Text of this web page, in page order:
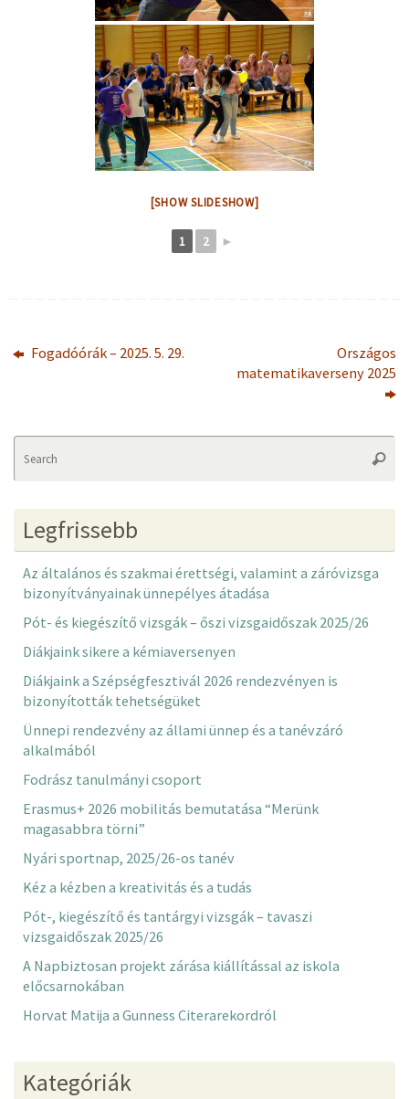
[SHOW SLIDESHOW]
1 2 ►
Fogadóórák – 2025. 5. 29.
Országos
matematikaverseny 2025
Legfrissebb
Az általános és szakmai érettségi, valamint a záróvizsga
bizonyítványainak ünnepélyes átadása
Pót- és kiegészítő vizsgák – őszi vizsgaidőszak 2025/26
Diákjaink sikere a kémiaversenyen
Diákjaink a Szépségfesztivál 2026 rendezvényen is
bizonyították tehetségüket
Ünnepi rendezvény az állami ünnep és a tanévzáró
alkalmából
Fodrász tanulmányi csoport
Erasmus+ 2026 mobilitás bemutatása “Merünk
magasabbra törni”
Nyári sportnap, 2025/26-os tanév
Kéz a kézben a kreativitás és a tudás
Pót-, kiegészítő és tantárgyi vizsgák – tavaszi
vizsgaidőszak 2025/26
A Napbiztosan projekt zárása kiállítással az iskola
előcsarnokában
Horvat Matija a Gunness Citerarekordról
Kategóriák